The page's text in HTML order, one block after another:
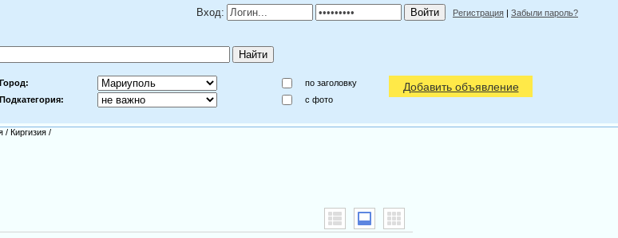
Вход: Регистрация | Забыли пароль?
Город:
по заголовку
Подкатегория: c фото
Добавить объявление
/ Киргизия /